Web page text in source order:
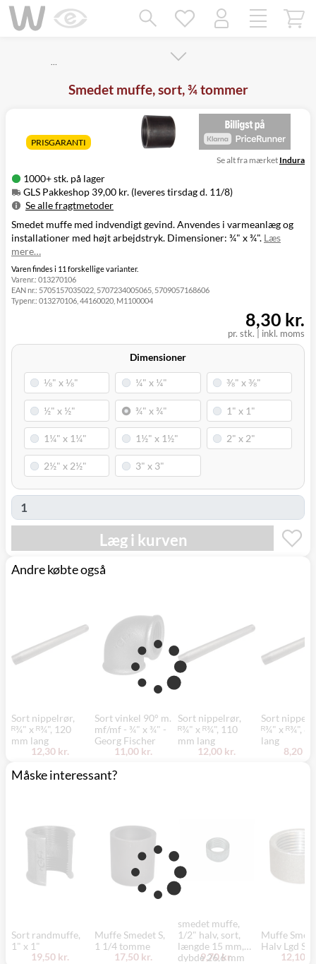
…
Smedet muffe, sort, ¾ tommer
PRISGARANTI
1000+ stk. på lager
GLS Pakkeshop 39,00 kr. (leveres tirsdag d. 11/8)
Se alle fragtmetoder
Metode
Pris
Leveres
GLS Pakkeshop
39,00 kr.
Tirsdag d. 11/8
GLS
Hjemmelevering
GLS Erhverv
Direkte levering
149,00 kr.
Mandag d. 10/8
Click&Collect i
Se alt fra mærket Indura
Smedet muffe med indvendigt gevind. Anvendes i varmeanlæg og
installationer med højt arbejdstryk. Dimensioner: ¾" x ¾". Læs
mere…
Varen findes i 11 forskellige varianter.
Varenr.: 013270106
EAN nr.: 5705157035022, 5707234005065, 5709057168606
Typenr.: 013270106, 44160020, M1100004
pr. stk. inkl. moms
8,30 kr.
Dimensioner
Læg i kurven
Andre købte også
Sort nippelrør,
ᴿ¾" x ᴿ¾", 120
mm lang
12,30 kr.
Sort vinkel 90° m.
mf/mf - ¾" x ¾" -
Georg Fischer
11,00 kr.
Sort nippelrør,
ᴿ¾" x ᴿ¾", 110
mm lang
12,00 kr.
Sort
ᴿ¾" x ᴿ¾",
lang
8,20 kr.
Måske interessant?
Sort randmuffe,
1" x 1"
19,50 kr.
Muffe Smedet S,
1 1/4 tomme
17,50 kr.
smedet muffe,
1/2" halv, sort,
længde 15 mm,
dybde 26,6 mm
9,70 kr.
Muffe
Halv Lgd S,
12,10
Mangler chatten?
Ret samtykke!